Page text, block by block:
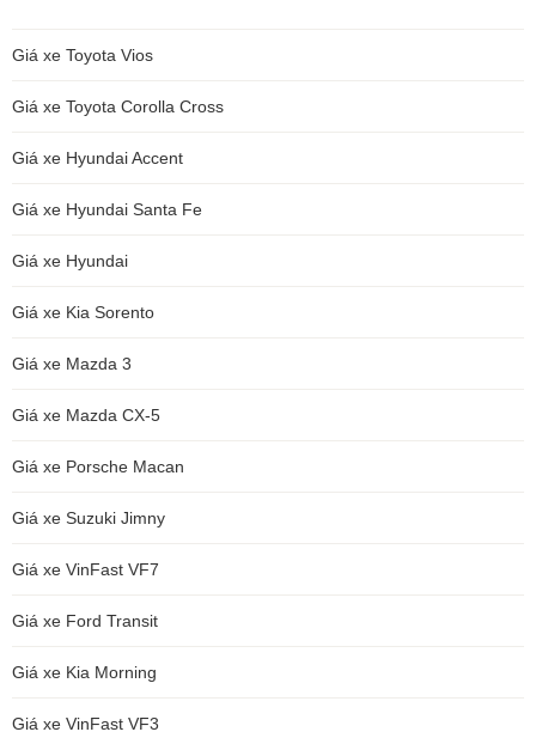
Giá xe Toyota Vios
Giá xe Toyota Corolla Cross
Giá xe Hyundai Accent
Giá xe Hyundai Santa Fe
Giá xe Hyundai
Giá xe Kia Sorento
Giá xe Mazda 3
Giá xe Mazda CX-5
Giá xe Porsche Macan
Giá xe Suzuki Jimny
Giá xe VinFast VF7
Giá xe Ford Transit
Giá xe Kia Morning
Giá xe VinFast VF3